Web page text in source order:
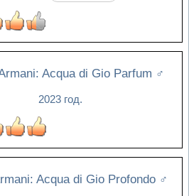
Acqua di Gio Parfum ♂
2023 год.
Acqua di Gio Profondo ♂